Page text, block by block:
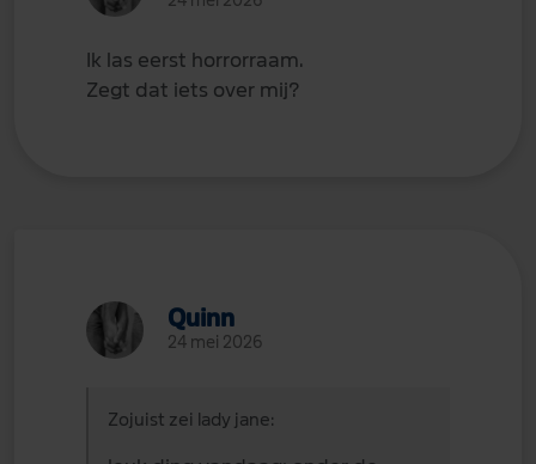
Ik las eerst horrorraam.
Zegt dat iets over mij?
Quinn
24 mei 2026
Zojuist zei lady jane: